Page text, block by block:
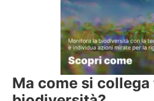
Ma come si